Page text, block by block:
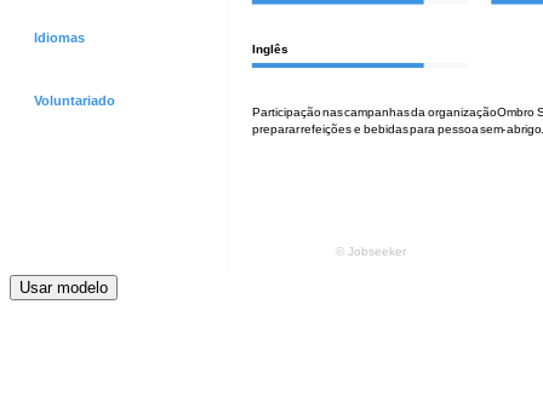
Usar modelo